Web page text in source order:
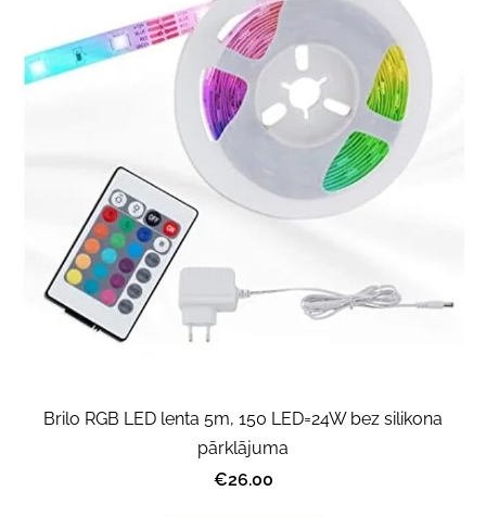
Brilo RGB LED lenta 5m, 150 LED=24W bez silikona
pārklājuma
€26.00